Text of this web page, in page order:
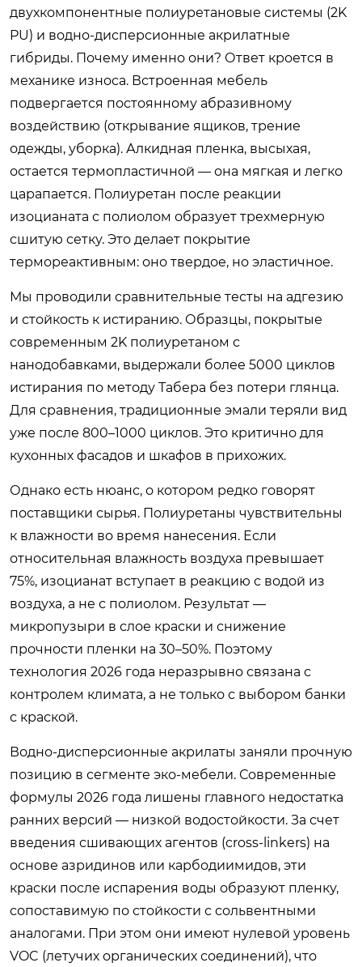
двухкомпонентные полиуретановые системы (2K
PU) и водно-дисперсионные акрилатные
гибриды. Почему именно они? Ответ кроется в
механике износа. Встроенная мебель
подвергается постоянному абразивному
воздействию (открывание ящиков, трение
одежды, уборка). Алкидная пленка, высыхая,
остается термопластичной — она мягкая и легко
царапается. Полиуретан после реакции
изоцианата с полиолом образует трехмерную
сшитую сетку. Это делает покрытие
термореактивным: оно твердое, но эластичное.
Мы проводили сравнительные тесты на адгезию
и стойкость к истиранию. Образцы, покрытые
современным 2K полиуретаном с
нанодобавками, выдержали более 5000 циклов
истирания по методу Табера без потери глянца.
Для сравнения, традиционные эмали теряли вид
уже после 800–1000 циклов. Это критично для
кухонных фасадов и шкафов в прихожих.
Однако есть нюанс, о котором редко говорят
поставщики сырья. Полиуретаны чувствительны
к влажности во время нанесения. Если
относительная влажность воздуха превышает
75%, изоцианат вступает в реакцию с водой из
воздуха, а не с полиолом. Результат —
микропузыри в слое краски и снижение
прочности пленки на 30–50%. Поэтому
технология 2026 года неразрывно связана с
контролем климата, а не только с выбором банки
с краской.
Водно-дисперсионные акрилаты заняли прочную
позицию в сегменте эко-мебели. Современные
формулы 2026 года лишены главного недостатка
ранних версий — низкой водостойкости. За счет
введения сшивающих агентов (cross-linkers) на
основе азридинов или карбодиимидов, эти
краски после испарения воды образуют пленку,
сопоставимую по стойкости с сольвентными
аналогами. При этом они имеют нулевой уровень
VOC (летучих органических соединений), что